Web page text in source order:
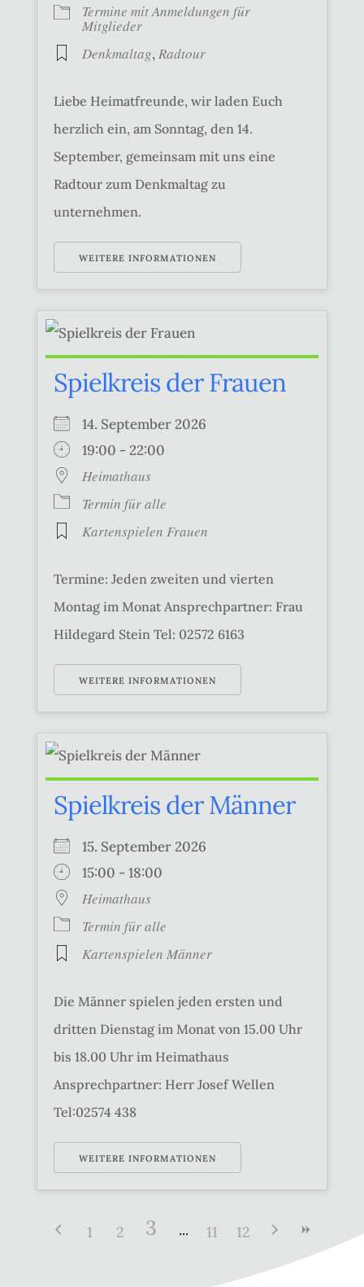
Termine mit Anmeldungen für
Mitglieder
Denkmaltag,Radtour
Liebe Heimatfreunde, wir laden Euch
herzlich ein, am Sonntag, den 14.
September, gemeinsam mit uns eine
Radtour zum Denkmaltag zu
unternehmen.
WEITERE INFORMATIONEN
Spielkreis der Frauen
14. September 2026
19:00 - 22:00
Heimathaus
Termin für alle
Kartenspielen Frauen
Termine: Jeden zweiten und vierten
Montag im Monat Ansprechpartner: Frau
Hildegard Stein Tel: 02572 6163
WEITERE INFORMATIONEN
Spielkreis der Männer
15. September 2026
15:00 - 18:00
Heimathaus
Termin für alle
Kartenspielen Männer
Die Männer spielen jeden ersten und
dritten Dienstag im Monat von 15.00 Uhr
bis 18.00 Uhr im Heimathaus
Ansprechpartner: Herr Josef Wellen
Tel:02574 438
WEITERE INFORMATIONEN
1 2 3 11 12